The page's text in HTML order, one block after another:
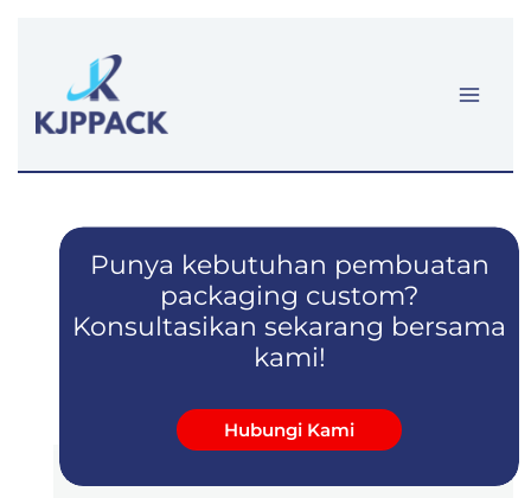
konten
Punya kebutuhan pembuatan
packaging custom?
Konsultasikan sekarang bersama
kami!
Hubungi Kami